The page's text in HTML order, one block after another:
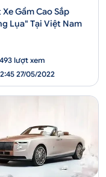
Xe Gầm Cao Sắp
Lụa" Tại Việt Nam
lượt xem
27/05/2022